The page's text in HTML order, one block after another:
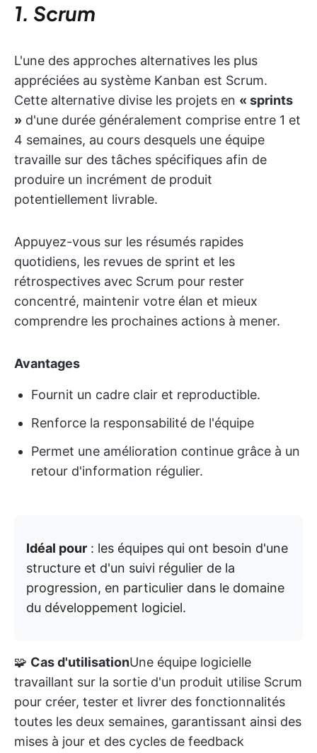
1. Scrum
L'une des approches alternatives les plus
appréciées au système Kanban est Scrum.
Cette alternative divise les projets en « sprints
» d'une durée généralement comprise entre 1 et
4 semaines, au cours desquels une équipe
travaille sur des tâches spécifiques afin de
produire un incrément de produit
potentiellement livrable.
Appuyez-vous sur les résumés rapides
quotidiens, les revues de sprint et les
rétrospectives avec Scrum pour rester
concentré, maintenir votre élan et mieux
comprendre les prochaines actions à mener.
Avantages
Fournit un cadre clair et reproductible.
Renforce la responsabilité de l'équipe
Permet une amélioration continue grâce à un
retour d'information régulier.
Idéal pour : les équipes qui ont besoin d'une
structure et d'un suivi régulier de la
progression, en particulier dans le domaine
du développement logiciel.
🧩 Cas d'utilisationUne équipe logicielle
travaillant sur la sortie d'un produit utilise Scrum
pour créer, tester et livrer des fonctionnalités
toutes les deux semaines, garantissant ainsi des
mises à jour et des cycles de feedback